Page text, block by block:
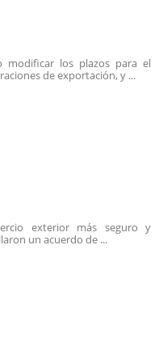
modificar los plazos para el
de exportación, y ...
exterior más seguro y
un acuerdo de ...